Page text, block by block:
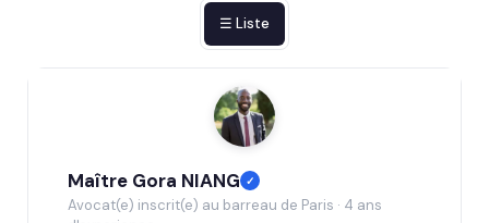
☰ Liste
Maître Gora NIANG ✓
Avocat(e) inscrit(e) au barreau de Paris · 4 ans